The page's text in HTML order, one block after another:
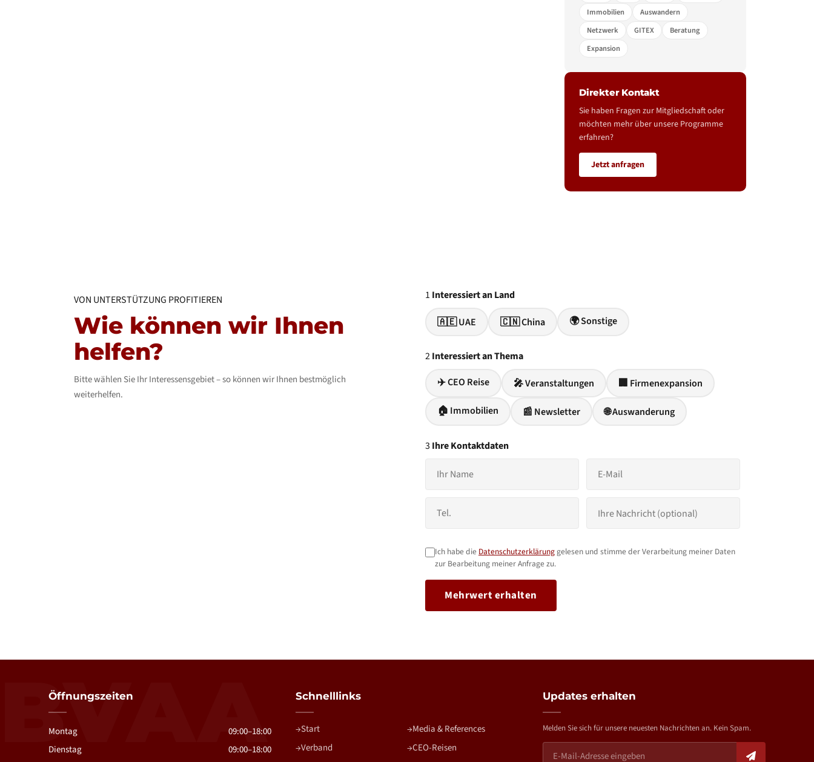
Immobilien
Auswandern
Netzwerk
GITEX
Beratung
Expansion
Direkter Kontakt
Sie haben Fragen zur Mitgliedschaft oder
möchten mehr über unsere Programme
erfahren?
Jetzt anfragen
VON UNTERSTÜTZUNG PROFITIEREN
Wie können wir Ihnen
helfen?
Bitte wählen Sie Ihr Interessensgebiet – so können wir Ihnen bestmöglich
weiterhelfen.
1 Interessiert an Land
🇦🇪 UAE 🇨🇳 China 🌍 Sonstige
2Interessiert an Thema
✈️ CEO Reise
🎤 Veranstaltungen 🏢 Firmenexpansion
🏠 Immobilien 📰 Newsletter 🌐 Auswanderung
3 Ihre Kontaktdaten
Ich habe die Datenschutzerklärung gelesen und stimme der Verarbeitung meiner Daten
zur Bearbeitung meiner Anfrage zu.
Mehrwert erhalten
BVAA
Öffnungszeiten
Montag
09:00–18:00
Dienstag
09:00–18:00
Schnelllinks
Start
Verband
Media & References
CEO-Reisen
Updates erhalten
Melden Sie sich für unsere neuesten Nachrichten an. Kein Spam.